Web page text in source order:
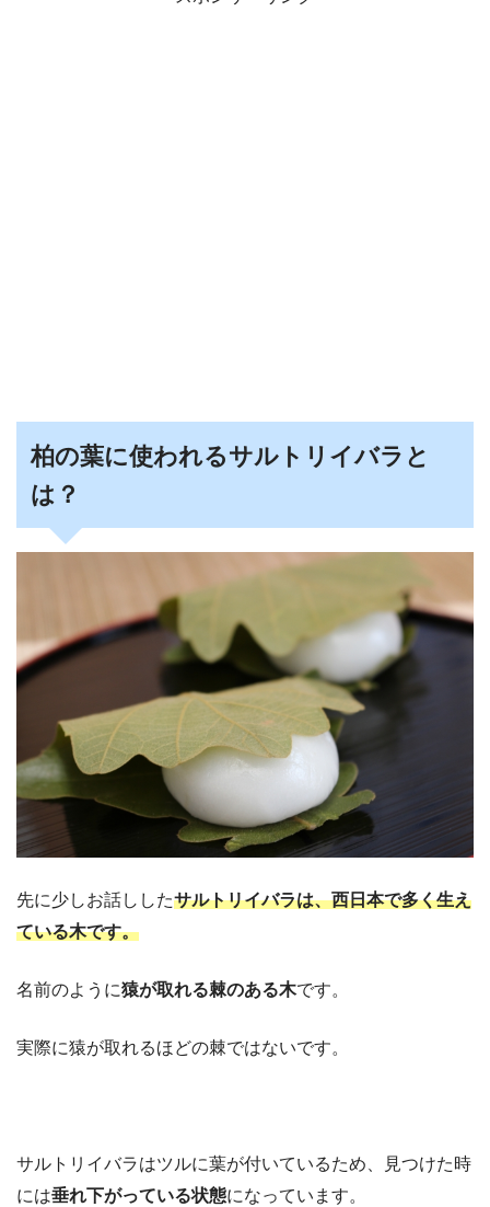
柏の葉に使われるサルトリイバラと
は？
先に少しお話ししたサルトリイバラは、西日本で多く生え
ている木です。
名前のように猿が取れる棘のある木です。
実際に猿が取れるほどの棘ではないです。
サルトリイバラはツルに葉が付いているため、見つけた時
には垂れ下がっている状態になっています。